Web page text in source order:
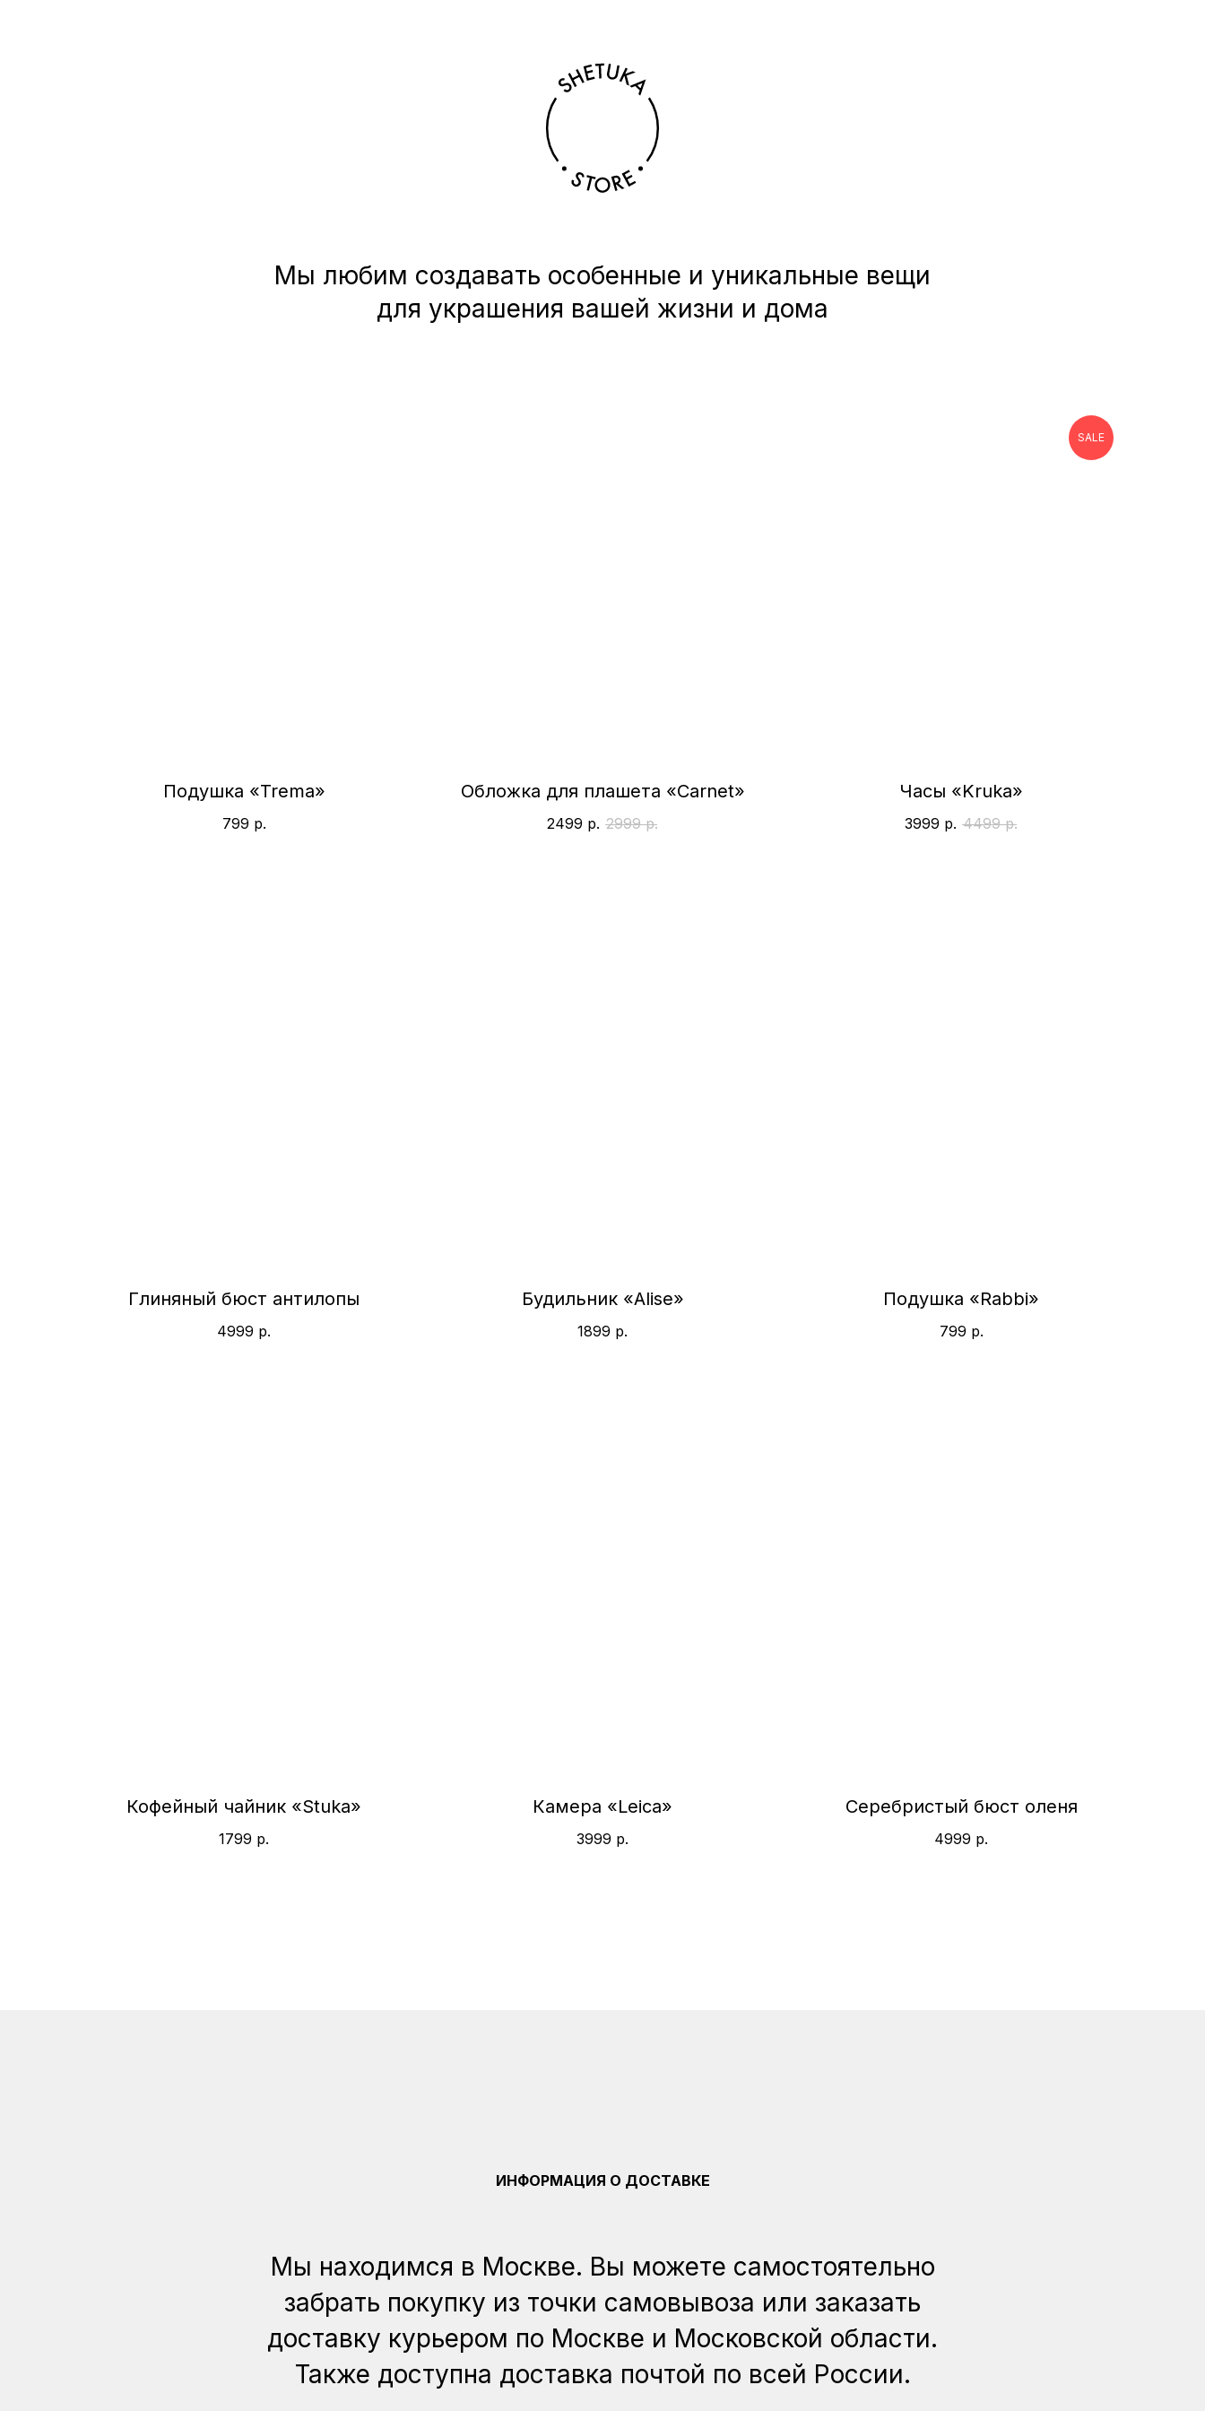
Мы любим создавать особенные и уникальные вещи
для украшения вашей жизни и дома
Подушка «Trema»
799 р.
Обложка для плашета «Carnet»
2499 р. 2999 р.
SALE
Часы «Kruka»
3999 р. 4499 р.
Глиняный бюст антилопы
4999 р.
Будильник «Alise»
1899 р.
Подушка «Rabbi»
799 р.
Кофейный чайник «Stuka»
1799 р.
Камера «Leica»
3999 р.
Серебристый бюст оленя
4999 р.
ИНФОРМАЦИЯ О ДОСТАВКЕ
Мы находимся в Москве. Вы можете самостоятельно
забрать покупку из точки самовывоза или заказать
доставку курьером по Москве и Московской области.
Также доступна доставка почтой по всей России.